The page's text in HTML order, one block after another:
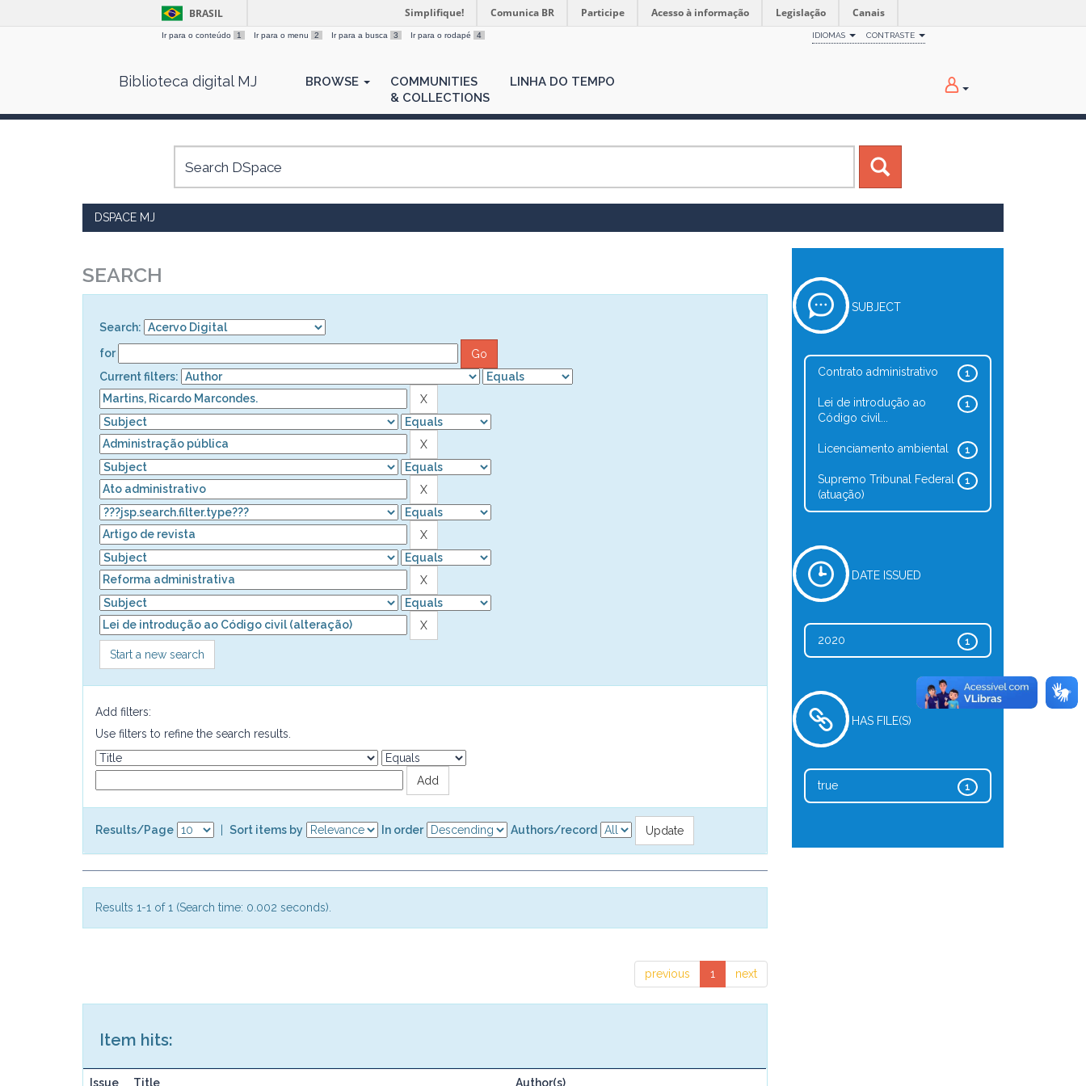
BRASIL Simplifique! Comunica BR Participe Acesso à informação Legislação Canais
Ir para o conteúdo 1 Ir para o menu 2 Ir para a busca 3 Ir para o rodapé 4 IDIOMAS CONTRASTE
Biblioteca digital MJ BROWSE
COMMUNITIES
& COLLECTIONS
LINHA DO TEMPO
DSPACE MJ
SEARCH
Search:
for
Current filters:
Start a new search
Add filters:
Use filters to refine the search results.
Results/Page Sort items by In order Authors/record
Results 1-1 of 1 (Search time: 0.002 seconds).
previous 1 next
Item hits:
Issue Title Author(s)
SUBJECT
1
Contrato administrativo
1
Lei de introdução ao
Código civil...
1
Licenciamento ambiental
1
Supremo Tribunal Federal
(atuação)
DATE ISSUED
1
2020
HAS FILE(S)
1
true